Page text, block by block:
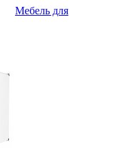
Мебель для